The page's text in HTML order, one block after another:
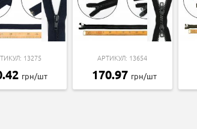
13275
грн/шт
АРТИКУЛ: 13654
170.97 грн/шт